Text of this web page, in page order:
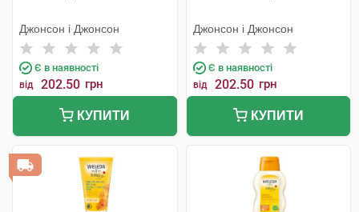
Джонсон і Джонсон
Є в наявності
від 202.50 грн
КУПИТИ
Джонсон і Джонсон
Є в наявності
від 202.50 грн
КУПИТИ